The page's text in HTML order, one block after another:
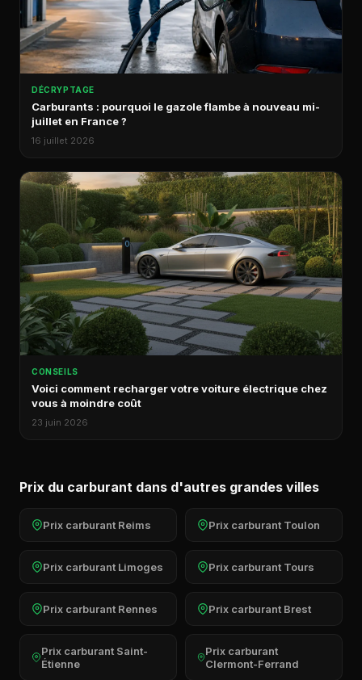
DÉCRYPTAGE
Carburants : pourquoi le gazole flambe à nouveau mi-
juillet en France ?
16 juillet 2026
CONSEILS
Voici comment recharger votre voiture électrique chez
vous à moindre coût
23 juin 2026
Prix du carburant dans d'autres grandes villes
Prix carburant Reims Prix carburant Toulon
Prix carburant Limoges Prix carburant Tours
Prix carburant Rennes Prix carburant Brest
Prix carburant Saint-
Étienne
Prix carburant
Clermont-Ferrand